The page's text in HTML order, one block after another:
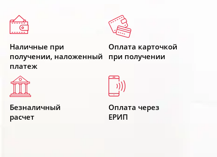
Наличные при
получении, наложенный
платеж
Оплата карточкой
при получении
Безналичный
расчет
Оплата через
ЕРИП